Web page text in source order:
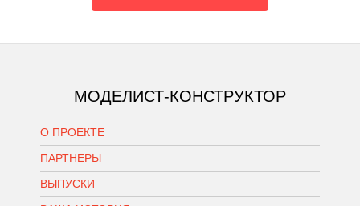
МОДЕЛИСТ-КОНСТРУКТОР
О ПРОЕКТЕ
ПАРТНЕРЫ
ВЫПУСКИ